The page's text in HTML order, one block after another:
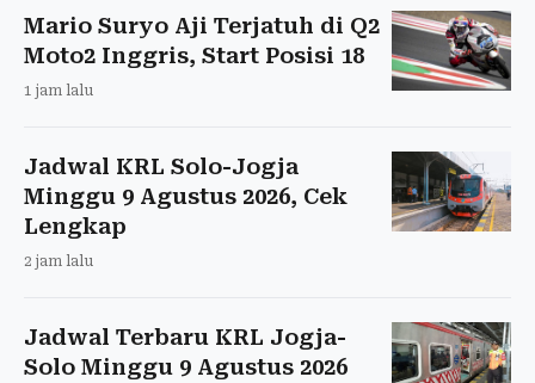
Mario Suryo Aji Terjatuh di Q2
Moto2 Inggris, Start Posisi 18
1 jam lalu
Jadwal KRL Solo-Jogja
Minggu 9 Agustus 2026, Cek
Lengkap
2 jam lalu
Jadwal Terbaru KRL Jogja-
Solo Minggu 9 Agustus 2026